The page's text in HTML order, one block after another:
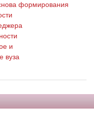
формирования
и
вуза